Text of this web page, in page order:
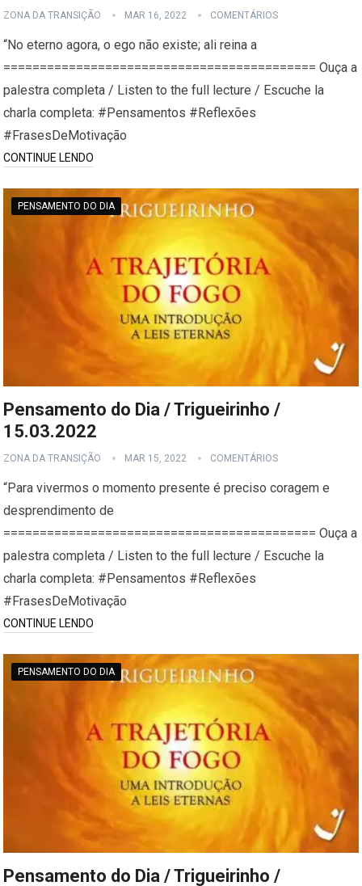
ZONA DA TRANSIÇÃO MAR 16, 2022 COMENTÁRIOS
“No eterno agora, o ego não existe; ali reina a
=========================================== Ouça a
palestra completa / Listen to the full lecture / Escuche la
charla completa: #Pensamentos #Reflexões
#FrasesDeMotivação
CONTINUE LENDO
PENSAMENTO DO DIA
Pensamento do Dia / Trigueirinho /
15.03.2022
ZONA DA TRANSIÇÃO MAR 15, 2022 COMENTÁRIOS
“Para vivermos o momento presente é preciso coragem e
desprendimento de
=========================================== Ouça a
palestra completa / Listen to the full lecture / Escuche la
charla completa: #Pensamentos #Reflexões
#FrasesDeMotivação
CONTINUE LENDO
PENSAMENTO DO DIA
Pensamento do Dia / Trigueirinho /